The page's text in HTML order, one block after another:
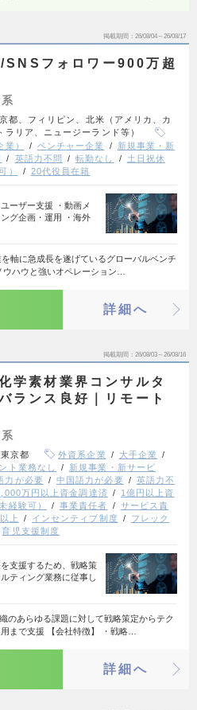
掲載期間 26/08/04～26/08/17
SNSフォロワー900万超
都、フィリピン、北米（アメリカ、カ
リア、ニュージーランド等）
）
ベンチャー企業
新規事業・新
英語力不問 転勤なし
土日祝休
） 20代役員在籍
ーザー支援 ・動画メ
グ企画・運用 ・海外
軸に急成長を遂げているグローバルベンチ
ハウと強いオペレーション…
詳細へ
掲載期間 26/08/03～26/08/16
学素材業界コンサルタ
ランス良好｜リモート
東京都 外資系企業
大手企業
ト業務なし
新規事業・新サービ
力が必要 中国語力が必要
英語力不
万円以上資金調達済
1億円以上資
経験可） 事業責任者
サービス責
上 インセンティブ制度
フレック
育児支援制度
支援するため、戦略策
ティング業務に従事し
のあらゆる課題に対して戦略策定からテク
まで支援 【会社特徴】 ・戦略…
詳細へ